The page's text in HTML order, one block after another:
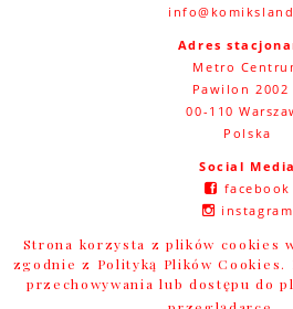
Strona korzysta z plików cookies
zgodnie z Polityką Plików Cookies.
przechowywania lub dostępu do
Adres
Metro
Pawilon 2002
00-110
Polska
Social Media
facebook
instagram